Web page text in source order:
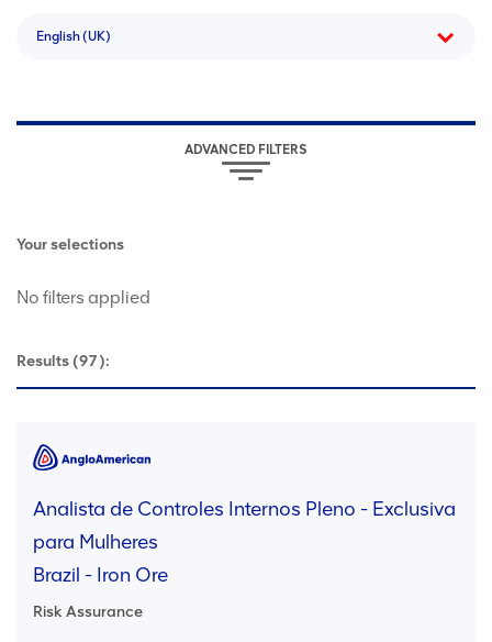
English (UK)
ADVANCED FILTERS
Your selections
No filters applied
Results (97):
Analista de Controles Internos Pleno - Exclusiva
para Mulheres
Brazil - Iron Ore
Risk Assurance